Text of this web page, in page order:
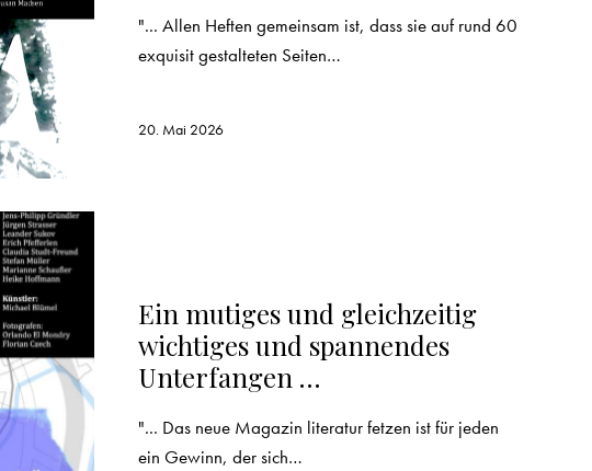
"... Allen Heften gemeinsam ist, dass sie auf rund 60
exquisit gestalteten Seiten…
20. Mai 2026
Ein mutiges und gleichzeitig
wichtiges und spannendes
Unterfangen …
"... Das neue Magazin literatur fetzen ist für jeden
ein Gewinn, der sich…